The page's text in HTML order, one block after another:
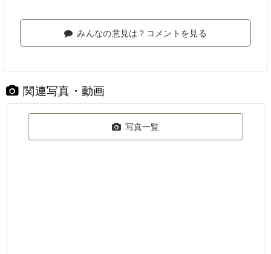
みんなの意見は？コメントを見る
関連写真・動画
写真一覧